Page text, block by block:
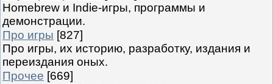
Homebrew и Indie-игры, программы и
демонстрации.
Про игры [827]
Про игры, их историю, разработку, издания и
переиздания оных.
Прочее [669]